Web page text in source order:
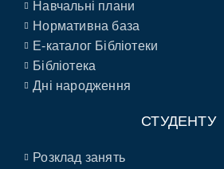
Навчальні плани
Нормативна база
E-каталог Бібліотеки
Бібліотека
Дні народження
СТУДЕНТУ
Розклад занять